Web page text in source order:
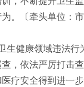
。〔牵头单位：
生健康领域违法
，依法严厉打击
疗安全得到进一